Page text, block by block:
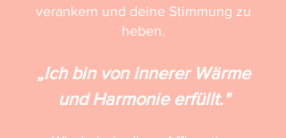
verankern und deine Stimmung zu
heben.
„Ich bin von innerer Wärme
und Harmonie erfüllt."